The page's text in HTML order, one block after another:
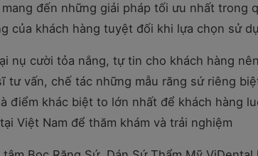
đến những giải pháp tối ưu nhất trong
của khách hàng tuyệt đối khi lựa chọn sử
nụ cười tỏa nắng, tự tin cho khách hàng
tư vấn, chế tác những mẫu răng sứ riêng
điểm khác biệt to lớn nhất để khách hàng
Việt Nam để thăm khám và trải nghiệm